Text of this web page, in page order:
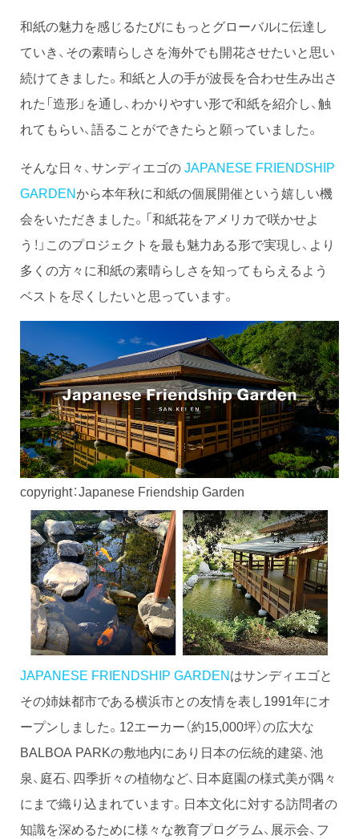
和紙の魅力を感じるたびにもっとグローバルに伝達し
ていき、その素晴らしさを海外でも開花させたいと思い
続けてきました。和紙と人の手が波長を合わせ生み出さ
れた「造形」を通し、わかりやすい形で和紙を紹介し、触
れてもらい、語ることができたらと願っていました。
そんな日々、サンディエゴのJAPANESE FRIENDSHIP
GARDENから本年秋に和紙の個展開催という嬉しい機
会をいただきました。「和紙花をアメリカで咲かせよ
う！」このプロジェクトを最も魅力ある形で実現し、より
多くの方々に和紙の素晴らしさを知ってもらえるよう
ベストを尽くしたいと思っています。
copyright：Japanese Friendship Garden
JAPANESE FRIENDSHIP GARDENはサンディエゴと
その姉妹都市である横浜市との友情を表し1991年にオ
ープンしました。12エーカー（約15,000坪）の広大な
BALBOA PARKの敷地内にあり日本の伝統的建築、池
泉、庭石、四季折々の植物など、日本庭園の様式美が隅々
にまで織り込まれています。日本文化に対する訪問者の
知識を深めるために様々な教育プログラム、展示会、フ